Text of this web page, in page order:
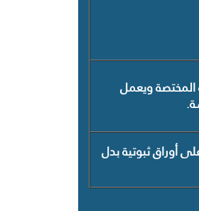
المختصة ويعمل
أوراق ثبوتية بدل